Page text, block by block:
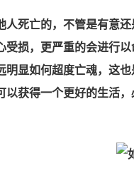
死亡的，不管是有意还
受损，更严重的会进行
明显如何超度亡魂，这
以获得一个更好的生活